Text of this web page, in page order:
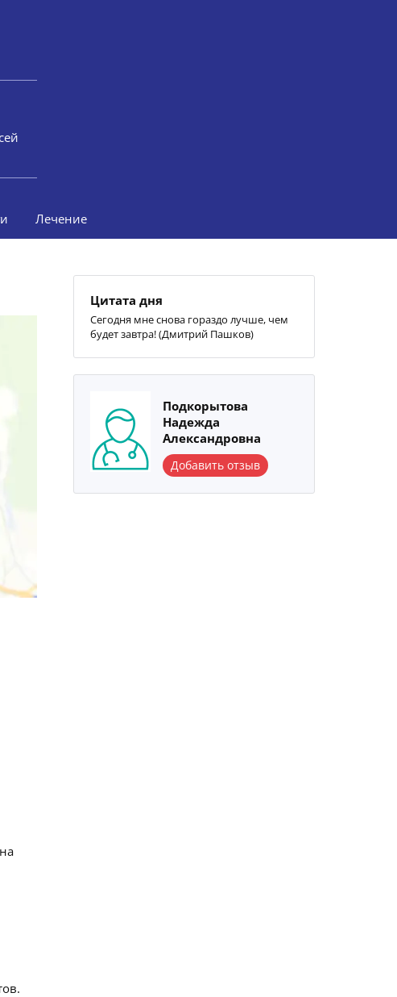
Лечение
Цитата дня
Сегодня мне снова гораздо лучше, чем
будет завтра! (Дмитрий Пашков)
Подкорытова
Надежда
Александровна
Добавить отзыв